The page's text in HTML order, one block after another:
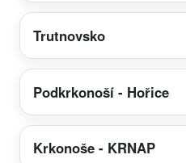
Trutnovsko
Podkrkonoší - Hořice
Krkonoše - KRNAP